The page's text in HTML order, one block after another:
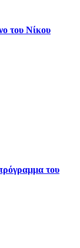
του Νίκου
του